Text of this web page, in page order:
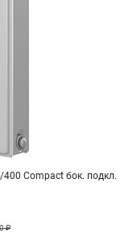
Compact бок. подкл.
₽